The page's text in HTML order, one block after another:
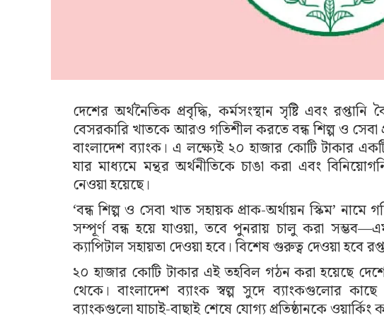
দেশের অর্থনৈতিক প্রবৃদ্ধি, কর্মসংস্থান সৃষ্টি এবং রপ্তানি
বেসরকারি খাতকে আরও গতিশীল করতে বন্ধ শিল্প ও সেবা
বাংলাদেশ ব্যাংক। এ লক্ষ্যেই ২০ হাজার কোটি টাকার
যার মাধ্যমে মন্থর অর্থনীতিকে চাঙা করা এবং
নেওয়া হয়েছে।
‘বন্ধ শিল্প ও সেবা খাত সহায়ক প্রাক-অর্থায়ন স্কিম’
সম্পূর্ণ বন্ধ হয়ে যাওয়া, তবে পুনরায় চালু করা
ক্যাপিটাল সহায়তা দেওয়া হবে। বিশেষ গুরুত্ব দেওয়া হবে
২০ হাজার কোটি টাকার এই তহবিল গঠন করা হয়েছে
থেকে। বাংলাদেশ ব্যাংক স্বল্প সুদে ব্যাংকগুলোর
ব্যাংকগুলো যাচাই-বাছাই শেষে যোগ্য প্রতিষ্ঠানকে ওয়ার্কিং